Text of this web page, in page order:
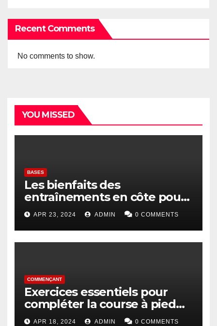
Recent Comments
No comments to show.
YOU MISSED
BASES
Les bienfaits des
entraînements en côte pour
les coureurs
APR 23, 2024 ADMIN 0 COMMENTS
COMMENÇANT
Exercices essentiels pour
compléter la course à pied
pour les débutants
APR 18, 2024 ADMIN 0 COMMENTS